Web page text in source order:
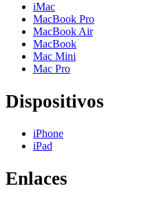
iMac
MacBook Pro
MacBook Air
MacBook
Mac Mini
Mac Pro
Dispositivos
iPhone
iPad
Enlaces